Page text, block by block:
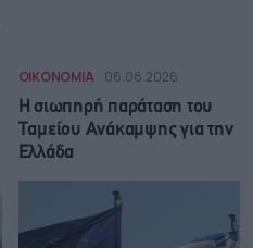
ΟΙΚΟΝΟΜΙΑ 06.08.2026
Η σιωπηρή παράταση του
Ταμείου Ανάκαμψης για την
Ελλάδα